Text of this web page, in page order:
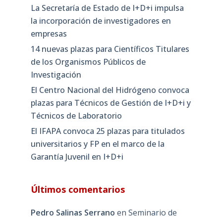
La Secretaría de Estado de I+D+i impulsa
la incorporación de investigadores en
empresas
14 nuevas plazas para Científicos Titulares
de los Organismos Públicos de
Investigación
El Centro Nacional del Hidrógeno convoca
plazas para Técnicos de Gestión de I+D+i y
Técnicos de Laboratorio
El IFAPA convoca 25 plazas para titulados
universitarios y FP en el marco de la
Garantía Juvenil en I+D+i
Últimos comentarios
Pedro Salinas Serrano en Seminario de